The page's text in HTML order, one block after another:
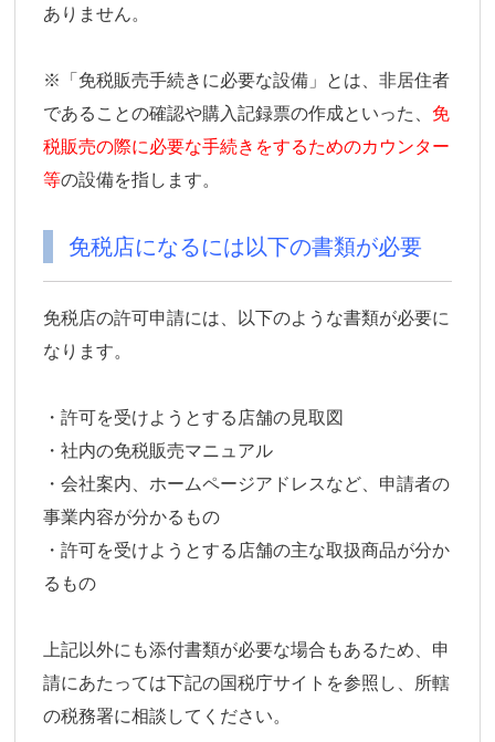
ありません。
※「免税販売手続きに必要な設備」とは、非居住者
であることの確認や購入記録票の作成といった、 免
税販売の際に必要な手続きをするためのカウンター
等の設備を指します。
免税店になるには以下の書類が必要
免税店の許可申請には、以下のような書類が必要に
なります。
・許可を受けようとする店舗の見取図
・社内の免税販売マニュアル
・会社案内、ホームページアドレスなど、申請者の
事業内容が分かるもの
・許可を受けようとする店舗の主な取扱商品が分か
るもの
上記以外にも添付書類が必要な場合もあるため、申
請にあたっては下記の国税庁サイトを参照し、所轄
の税務署に相談してください。